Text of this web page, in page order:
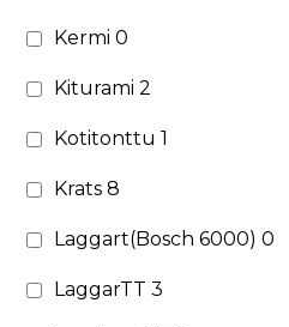
Kermi0
Kiturami2
Kotitonttu1
Krats8
Laggart(Bosch 6000)0
LaggarTT3